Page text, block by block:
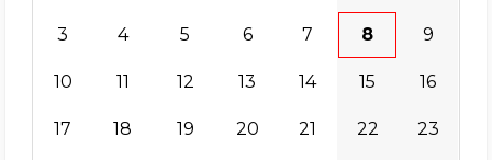
3 4 5 6 7 8 9
10 11 12 13 14 15 16
17 18 19 20 21 22 23